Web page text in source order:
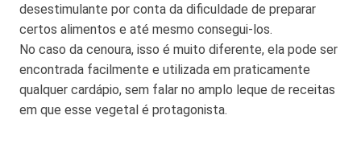
desestimulante por conta da dificuldade de preparar
certos alimentos e até mesmo consegui-los.
No caso da cenoura, isso é muito diferente, ela pode ser
encontrada facilmente e utilizada em praticamente
qualquer cardápio, sem falar no amplo leque de receitas
em que esse vegetal é protagonista.